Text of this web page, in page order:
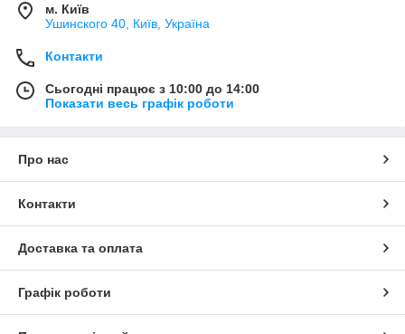
м. Київ
Ушинского 40, Київ, Україна
Контакти
Сьогодні працює з 10:00 до 14:00
Показати весь графік роботи
Про нас
Контакти
Доставка та оплата
Графік роботи